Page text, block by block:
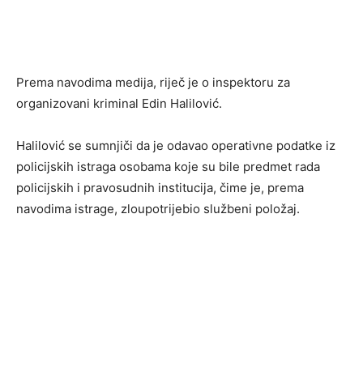
Prema navodima medija, riječ je o inspektoru za
organizovani kriminal Edin Halilović.
Halilović se sumnjiči da je odavao operativne podatke iz
policijskih istraga osobama koje su bile predmet rada
policijskih i pravosudnih institucija, čime je, prema
navodima istrage, zloupotrijebio službeni položaj.